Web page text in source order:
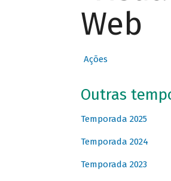
Web
Ações
Outras
Temporada 2025
Temporada 2024
Temporada 2023